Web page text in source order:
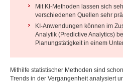
Mit KI-Methoden lassen sich
verschiedenen Quellen sehr
KI-Anwendungen können im
Analytik (Predictive Analytics)
Planungstätigkeit in einem
Mithilfe statistischer Methoden sind
Trends in der Vergangenheit analysiert